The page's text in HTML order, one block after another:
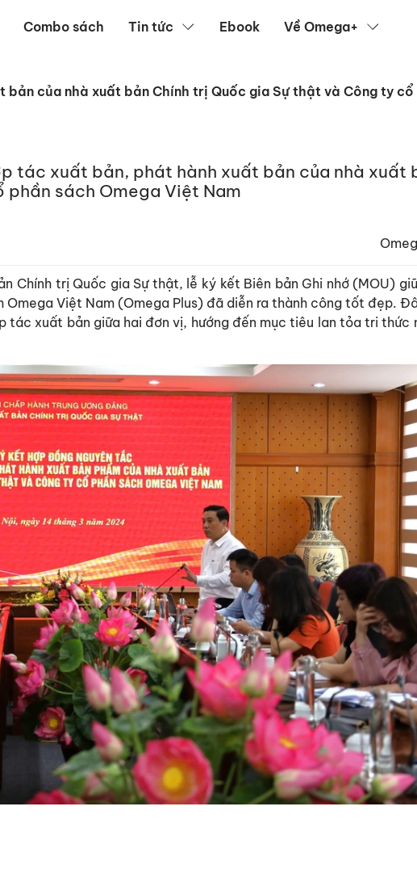
Combo sách Tin tức Ebook Về Omega+
của nhà xuất bản Chính trị Quốc gia Sự thật và Công ty
tác xuất bản, phát hành xuất bản của nhà xuất
sách Omega Việt Nam
Chính trị Quốc gia Sự thật, lễ ký kết Biên bản Ghi nhớ (MOU)
Omega Việt Nam (Omega Plus) đã diễn ra thành công tốt đẹp.
tác xuất bản giữa hai đơn vị, hướng đến mục tiêu lan tỏa tri thức